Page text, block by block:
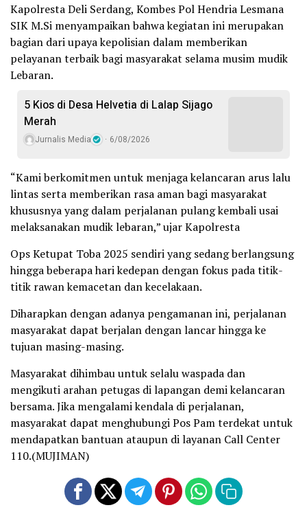
Kapolresta Deli Serdang, Kombes Pol Hendria Lesmana
SIK M.Si menyampaikan bahwa kegiatan ini merupakan
bagian dari upaya kepolisian dalam memberikan
pelayanan terbaik bagi masyarakat selama musim mudik
Lebaran.
5 Kios di Desa Helvetia di Lalap Sijago
Merah
Jurnalis Media 6/08/2026
“Kami berkomitmen untuk menjaga kelancaran arus lalu
lintas serta memberikan rasa aman bagi masyarakat
khususnya yang dalam perjalanan pulang kembali usai
melaksanakan mudik lebaran,” ujar Kapolresta
Ops Ketupat Toba 2025 sendiri yang sedang berlangsung
hingga beberapa hari kedepan dengan fokus pada titik-
titik rawan kemacetan dan kecelakaan.
Diharapkan dengan adanya pengamanan ini, perjalanan
masyarakat dapat berjalan dengan lancar hingga ke
tujuan masing-masing.
Masyarakat dihimbau untuk selalu waspada dan
mengikuti arahan petugas di lapangan demi kelancaran
bersama. Jika mengalami kendala di perjalanan,
masyarakat dapat menghubungi Pos Pam terdekat untuk
mendapatkan bantuan ataupun di layanan Call Center
110.(MUJIMAN)